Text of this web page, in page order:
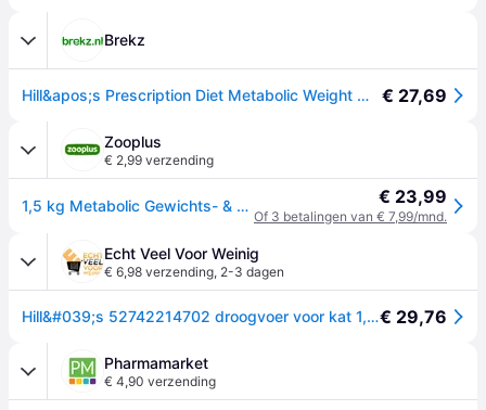
Brekz
Hill&apos;s Prescription Diet Metabolic Weight Management kattenvoer met kip 1,5 kg € 27,69
Zooplus
€ 2,99 verzending
1,5 kg Metabolic Gewichts- & Diabetesmanagement met Kip Hill's Prescription Diet Kattenvoer droog € 23,99
Of 3 betalingen van € 7,99/mnd.
Echt Veel Voor Weinig
€ 6,98 verzending, 2-3 dagen
Hill&#039;s 52742214702 droogvoer voor kat 1,5 kg Volwassen Kip€ 29,76
Pharmamarket
€ 4,90 verzending